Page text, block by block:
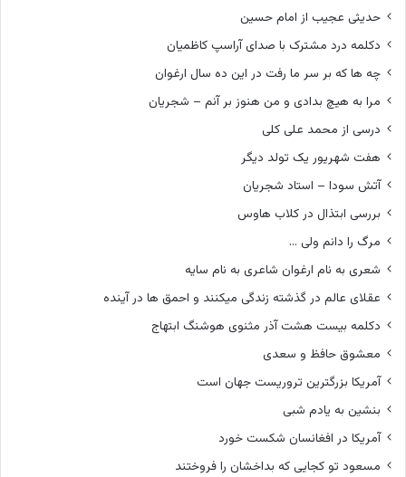
حدیثی عجیب از امام حسین
دکلمه درد مشترک با صدای آراسپ کاظمیان
چه ها که بر سر ما رفت در این ده سال ارغوان
مرا به هیچ بدادی و من هنوز بر آنم – شجریان
درسی از محمد علی کلی
هفت شهریور یک تولد دیگر
آتش سودا – استاد شجریان
بررسی ابتذال در کلاب هاوس
مرگ را دانم ولی …
شعری به نام ارغوان شاعری به نام سایه
عقلای عالم در گذشته زندگی میکنند و احمق ها در آینده
دکلمه بیست هشت آذر مثنوی هوشنگ ابتهاج
معشوق حافظ و سعدی
آمریکا بزرگترین تروریست جهان است
بنشین به یادم شبی
آمریکا در افغانسان شکست خورد
مسعود تو کجایی که بداخشان را فروختند